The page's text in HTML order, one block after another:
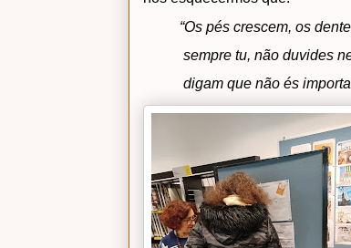
“Os pés crescem, os
sempre tu, não duvides
digam que não és